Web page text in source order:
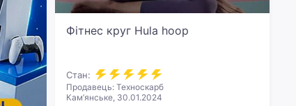
Фітнес круг Hula hoop
Стан:
Продавець: Техноскарб
Кам’янське, 30.01.2024